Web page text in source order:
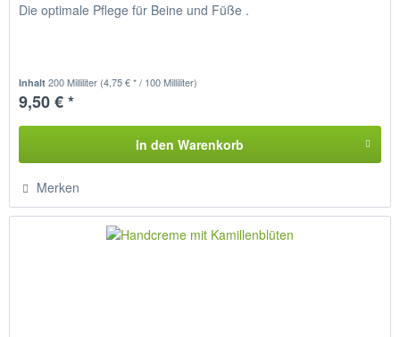
Die optimale Pflege für Beine und Füße .
Inhalt200 Milliliter (4,75 € * / 100 Milliliter)
9,50 € *
In den Warenkorb
Merken